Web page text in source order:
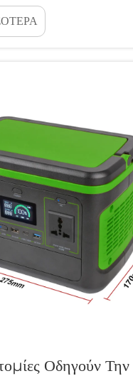
ως βασικό συστατικό της
Αυτή η προτίμηση δεν
Οδηγούν Την